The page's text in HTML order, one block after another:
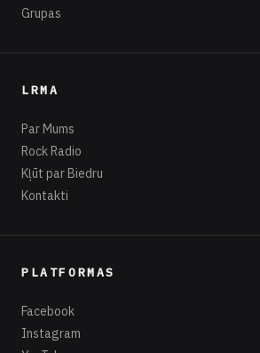
Grupas
LRMA
Par Mums
Rock Radio
Kļūt par Biedru
Kontakti
PLATFORMAS
Facebook
Instagram